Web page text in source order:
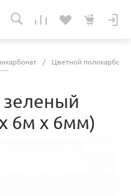
/ Цветной поликарбонат
6м х 6мм)